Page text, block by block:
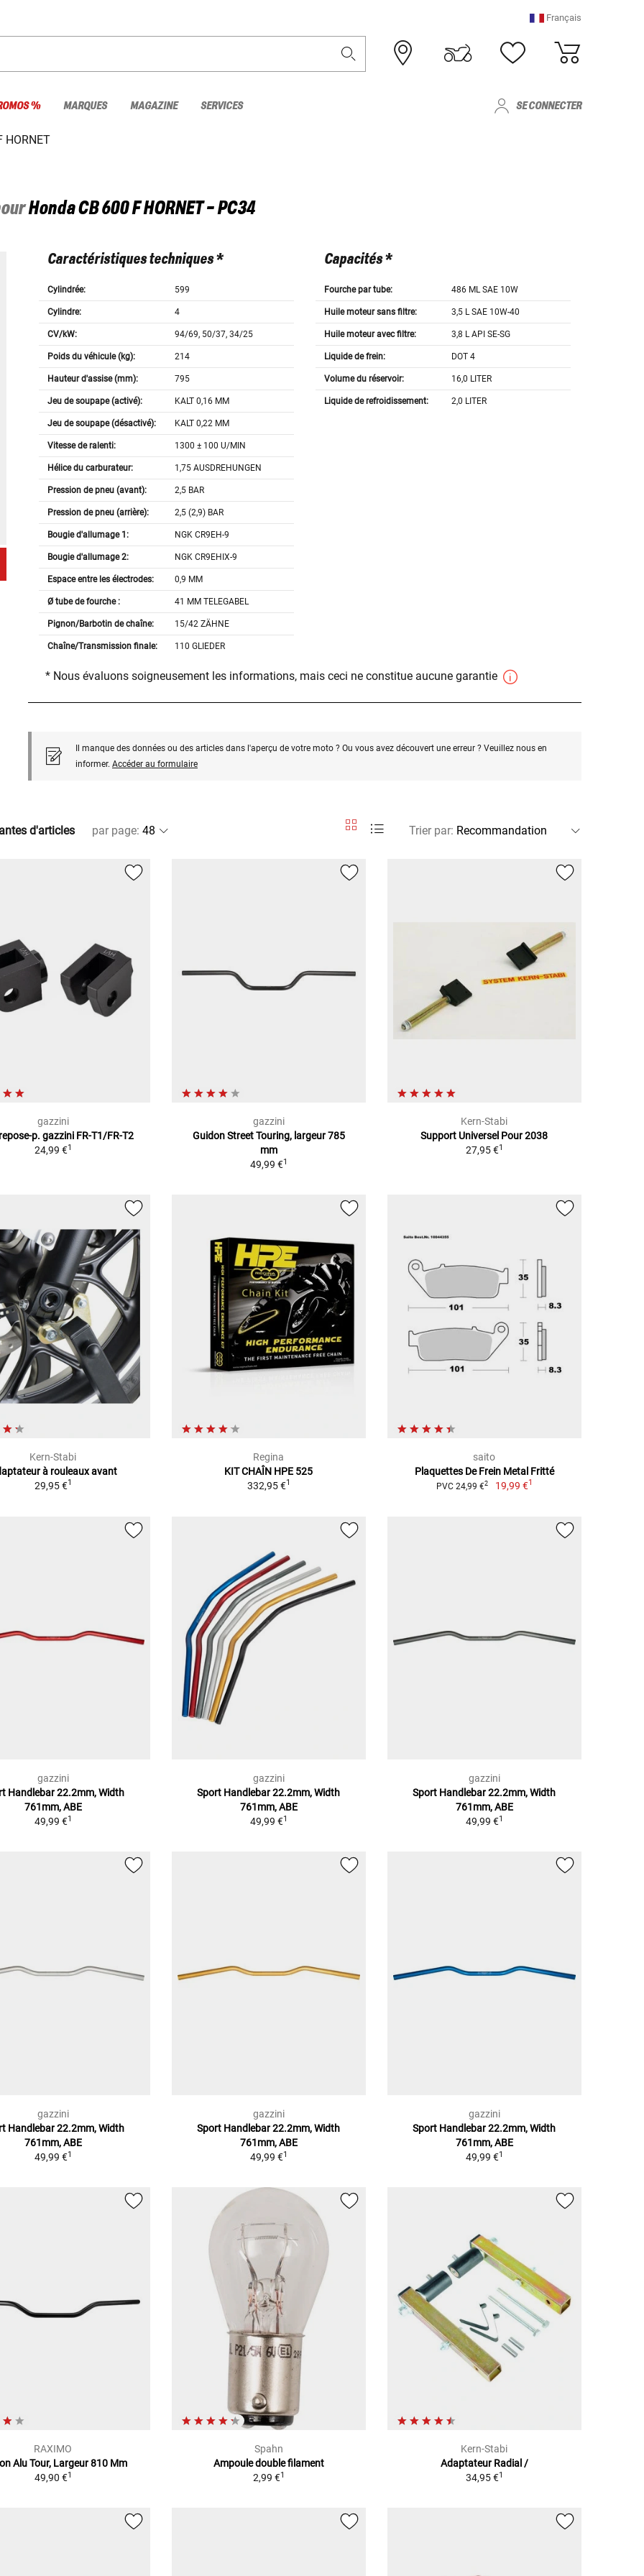
Français
% MARQUES MAGAZINE SERVICES SE CONNECTER
HORNET
HondaCB 600 F HORNET - PC34
Caractéristiques techniques *
Cylindrée: 599
Cylindre: 4
CV/kW: 94/69, 50/37, 34/25
Poids du véhicule (kg): 214
Hauteur d'assise (mm): 795
Jeu de soupape (activé): KALT 0,16 MM
Jeu de soupape (désactivé): KALT 0,22 MM
Vitesse de ralenti: 1300 ± 100 U/MIN
Hélice du carburateur: 1,75 AUSDREHUNGEN
Pression de pneu (avant): 2,5 BAR
Pression de pneu (arrière): 2,5 (2,9) BAR
Bougie d'allumage 1: NGK CR9EH-9
Bougie d'allumage 2: NGK CR9EHIX-9
Espace entre les électrodes: 0,9 MM
Ø tube de fourche : 41 MM TELEGABEL
Pignon/Barbotin de chaîne: 15/42 ZÄHNE
Chaîne/Transmission finale: 110 GLIEDER
Capacités *
Fourche par tube: 486 ML SAE 10W
Huile moteur sans filtre: 3,5 L SAE 10W-40
Huile moteur avec filtre: 3,8 L API SE-SG
Liquide de frein: DOT 4
Volume du réservoir: 16,0 LITER
Liquide de refroidissement: 2,0 LITER
* Nous évaluons soigneusement les informations, mais ceci ne constitue aucune garantie
Il manque des données ou des articles dans l'aperçu de votre moto ? Ou vous avez découvert une erreur ? Veuillez nous en
informer. Accéder au formulaire
d'articles par page: Trier par:
gazzini
p. gazzini FR-T1/FR-T2
24,99 €1
gazzini
Guidon Street Touring, largeur 785
mm
49,99 €1
Kern-Stabi
Support Universel Pour 2038
27,95 €1
Kern-Stabi
à rouleaux avant
29,95 €1
Regina
KIT CHAÎN HPE 525
332,95 €1
saito
Plaquettes De Frein Metal Fritté
PVC 24,99 €2 19,99 €1
gazzini
Handlebar 22.2mm, Width
761mm, ABE
49,99 €1
gazzini
Sport Handlebar 22.2mm, Width
761mm, ABE
49,99 €1
gazzini
Sport Handlebar 22.2mm, Width
761mm, ABE
49,99 €1
gazzini
Handlebar 22.2mm, Width
761mm, ABE
49,99 €1
gazzini
Sport Handlebar 22.2mm, Width
761mm, ABE
49,99 €1
gazzini
Sport Handlebar 22.2mm, Width
761mm, ABE
49,99 €1
RAXIMO
Alu Tour, Largeur 810 Mm
49,90 €1
Spahn
Ampoule double filament
2,99 €1
Kern-Stabi
Adaptateur Radial /
34,95 €1